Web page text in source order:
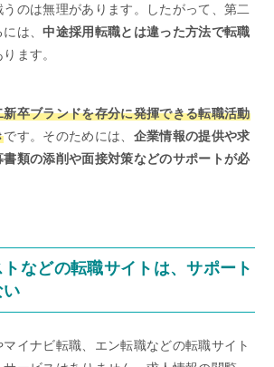
のは無理があります。したがって、第二
には、中途採用転職とは違った方法で転職
ます。
卒ブランドを存分に発揮できる転職活動
です。そのためには、 企業情報の提供や求
書類の添削や面接対策などのサポートが必
などの転職サイトは、サポート
い
イナビ転職、エン転職などの転職サイト